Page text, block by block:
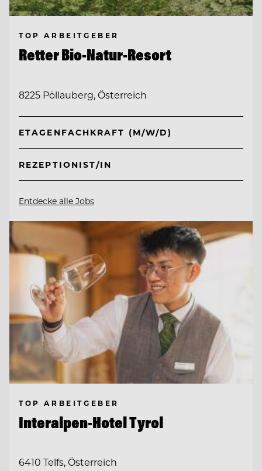
TOP ARBEITGEBER
Retter Bio-Natur-Resort
8225 Pöllauberg, Österreich
ETAGENFACHKRAFT (M/W/D)
REZEPTIONIST/IN
Entdecke alle Jobs
TOP ARBEITGEBER
Interalpen-Hotel Tyrol
6410 Telfs, Österreich